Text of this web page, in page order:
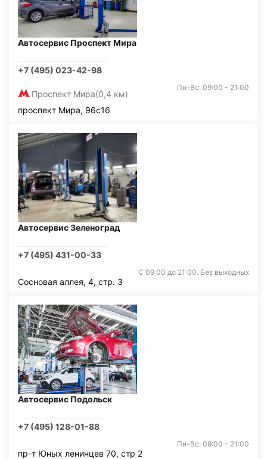
Автосервис Проспект Мира
+7 (495) 023-42-98
Проспект Мира(0,4 км)
Пн-Вс: 09:00 - 21:00
проспект Мира, 96с16
Автосервис Зеленоград
+7 (495) 431-00-33
С 09:00 до 21:00. Без выходных
Сосновая аллея, 4, стр. 3
Автосервис Подольск
+7 (495) 128-01-88
Пн-Вс: 09:00 - 21:00
пр-т Юных ленинцев 70, стр 2